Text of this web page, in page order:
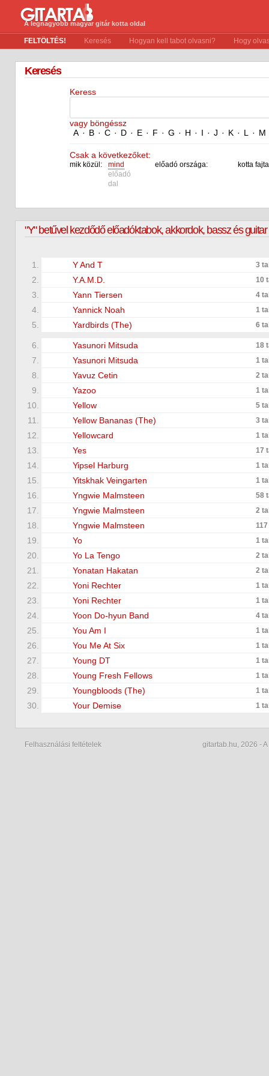
A legnagyobb magyar gitár kotta oldal
FELTÖLTÉS! Keresés Hogyan kell tabot olvasni? Hogy
Keresés
Keress
vagy böngéssz
A · B · C · D · E · F · G · H · I · J · K · L · M
Csak a következőket:
mik közül:
mind
előadó
dal
előadó országa: kotta
"Y" betűvel kezdődőelőadóktabok, akkordok, bassz és
1. Y And T 3
2. Y.A.M.D. 10
3. Yann Tiersen 4
4. Yannick Noah 1
5. Yardbirds (The) 6
6. Yasunori Mitsuda 18
7. Yasunori Mitsuda 1
8. Yavuz Cetin 2
9. Yazoo 1
10. Yellow 5
11. Yellow Bananas (The) 3
12. Yellowcard 1
13. Yes 17
14. Yipsel Harburg 1
15. Yitskhak Veingarten 1
16. Yngwie Malmsteen 58
17. Yngwie Malmsteen 2
18. Yngwie Malmsteen
19. Yo 1
20. Yo La Tengo 2
21. Yonatan Hakatan 2
22. Yoni Rechter 1
23. Yoni Rechter 1
24. Yoon Do-hyun Band 4
25. You Am I 1
26. You Me At Six 1
27. Young DT 1
28. Young Fresh Fellows 1
29. Youngbloods (The) 1
30. Your Demise 1
Felhasználási feltételek gitartab.hu, 2026 -